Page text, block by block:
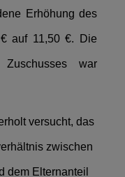
Erhöhung des
auf 11,50 €. Die
war
versucht, das
zwischen
dem Elternanteil